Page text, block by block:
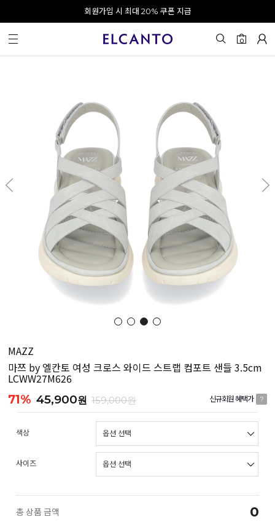
오전 10시 이전 결제 완료 시 오늘 출발!
회원가입 시 최대 20% 쿠폰 지급
0
MAZZ
마쯔 by 엘칸토 여성 크로스 와이드 스트랩 컴포트 샌들 3.5cm
LCWW27M626
71% 45,900원 159,000원 신규회원 혜택가 ?
색상
사이즈
총 상품 금액 0